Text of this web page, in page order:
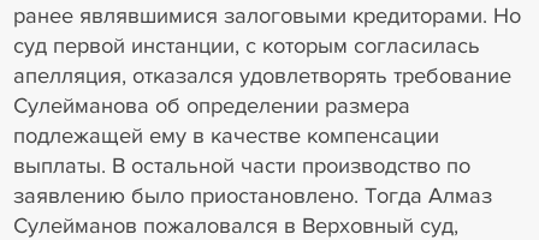
ранее являвшимися залоговыми кредиторами. Но
суд первой инстанции, с которым согласилась
апелляция, отказался удовлетворять требование
Сулейманова об определении размера
подлежащей ему в качестве компенсации
выплаты. В остальной части производство по
заявлению было приостановлено. Тогда Алмаз
Сулейманов пожаловался в Верховный суд,